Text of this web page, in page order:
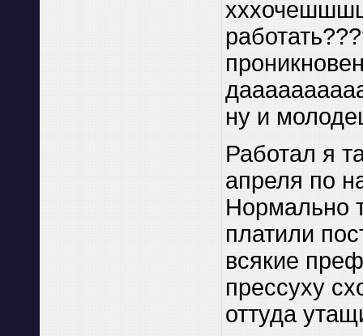
ну и
Работал я
апреля по
Нормально
платили
всякие
прессуху
оттуда